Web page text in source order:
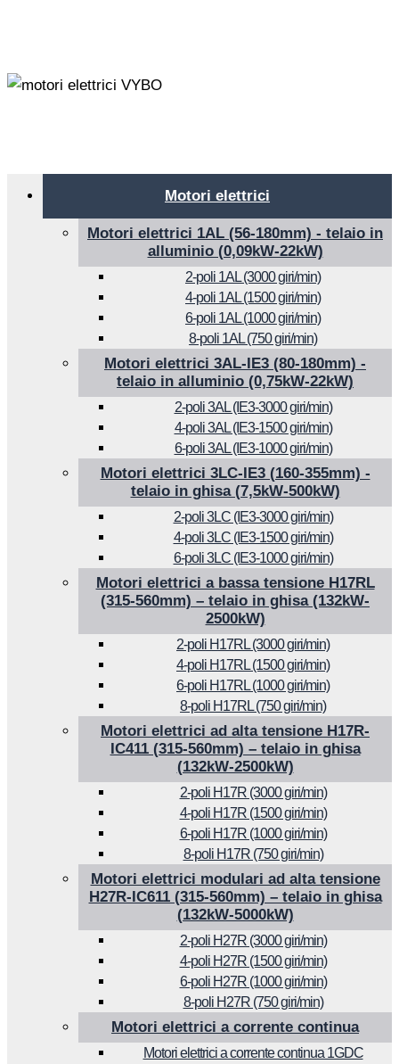
Motori elettrici
Motori elettrici 1AL (56-180mm) - telaio in
alluminio (0,09kW-22kW)
2-poli 1AL (3000 giri/min)
4-poli 1AL (1500 giri/min)
6-poli 1AL (1000 giri/min)
8-poli 1AL (750 giri/min)
Motori elettrici 3AL-IE3 (80-180mm) -
telaio in alluminio (0,75kW-22kW)
2-poli 3AL (IE3-3000 giri/min)
4-poli 3AL (IE3-1500 giri/min)
6-poli 3AL (IE3-1000 giri/min)
Motori elettrici 3LC-IE3 (160-355mm) -
telaio in ghisa (7,5kW-500kW)
2-poli 3LC (IE3-3000 giri/min)
4-poli 3LC (IE3-1500 giri/min)
6-poli 3LC (IE3-1000 giri/min)
Motori elettrici a bassa tensione H17RL
(315-560mm) – telaio in ghisa (132kW-
2500kW)
2-poli H17RL (3000 giri/min)
4-poli H17RL (1500 giri/min)
6-poli H17RL (1000 giri/min)
8-poli H17RL (750 giri/min)
Motori elettrici ad alta tensione H17R-
IC411 (315-560mm) – telaio in ghisa
(132kW-2500kW)
2-poli H17R (3000 giri/min)
4-poli H17R (1500 giri/min)
6-poli H17R (1000 giri/min)
8-poli H17R (750 giri/min)
Motori elettrici modulari ad alta tensione
H27R-IC611 (315-560mm) – telaio in ghisa
(132kW-5000kW)
2-poli H27R (3000 giri/min)
4-poli H27R (1500 giri/min)
6-poli H27R (1000 giri/min)
8-poli H27R (750 giri/min)
Motori elettrici a corrente continua
Motori elettrici a corrente continua 1GDC